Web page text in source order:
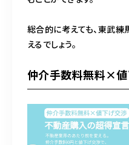
総合的に考えても、東武
えるでしょう。
仲介手数料無料×